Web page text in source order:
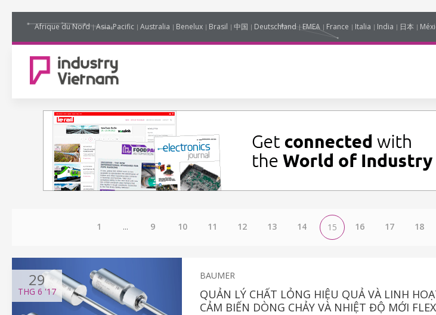
Afrique du Nord Asia-Pacific Australia Benelux Brasil 中国 Deutschland EMEA France Italia India 日本
1 ... 9 10 11 12 13 14 15 16 17 18
29
THG 6 '17
BAUMER
QUẢN LÝ CHẤT LỎNG HIỆU QUẢ VÀ LINH
CẢM BIẾN DÒNG CHẢY VÀ NHIỆT ĐỘ MỚI